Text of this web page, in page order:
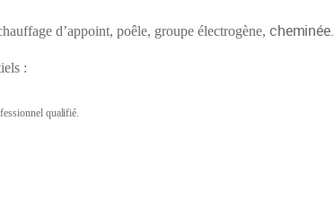
d’appoint, poêle, groupe électrogène, cheminée.
:
qualifié.